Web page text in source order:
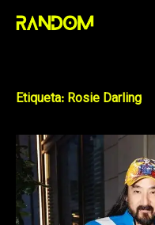
Skip
Etiqueta: Rosie Darling